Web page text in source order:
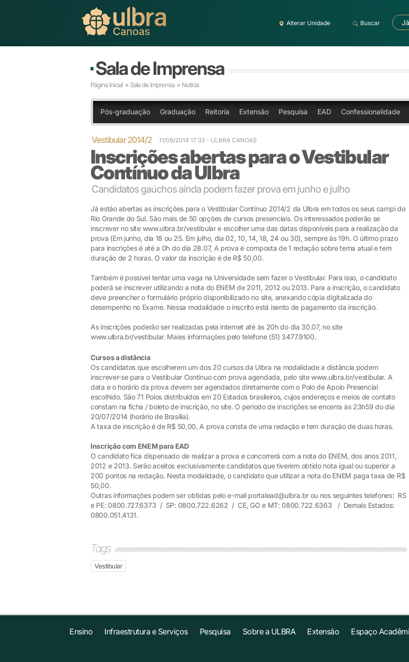
Alterar Unidade Buscar
Sala de Imprensa
Página Inicial » Sala de Imprensa » Notícia
Pós-graduação Graduação Reitoria Extensão Pesquisa EAD Confessionalidade
Vestibular 2014/2 11/06/2014 17:33 - ULBRA CANOAS
Inscrições abertas para o Vestibular
Contínuo da Ulbra
Candidatos gaúchos ainda podem fazer prova em junho e julho
Já estão abertas as inscrições para o Vestibular Contínuo 2014/2 da Ulbra em todos os seus campi do
Rio Grande do Sul. São mais de 50 opções de cursos presenciais. Os interessados poderão se
inscrever no site www.ulbra.br/vestibular e escolher uma das datas disponíveis para a realização da
prova (Em junho, dia 18 ou 25. Em julho, dia 02, 10, 14, 18, 24 ou 30), sempre às 19h. O último prazo
para inscrições é até a 0h do dia 28.07, A prova é composta de 1 redação sobre tema atual e tem
duração de 2 horas. O valor da inscrição é de R$ 50,00.
Também é possível tentar uma vaga na Universidade sem fazer o Vestibular. Para isso, o candidato
poderá se inscrever utilizando a nota do ENEM de 2011, 2012 ou 2013. Para a inscrição, o candidato
deve preencher o formulário próprio disponibilizado no site, anexando cópia digitalizada do
desempenho no Exame. Nessa modalidade o inscrito está isento de pagamento da inscrição.
As inscrições poderão ser realizadas pela internet até às 20h do dia 30.07, no site
www.ulbra.br/vestibular. Maies informações pelo telefone (51) 3477.9100.
Cursos a distância
Os candidatos que escolherem um dos 20 cursos da Ulbra na modalidade a distância podem
inscrever-se para o Vestibular Contínuo com prova agendada, pelo site www.ulbra.br/vestibular. A
data e o horário da prova devem ser agendados diretamente com o Polo de Apoio Presencial
escolhido. São 71 Polos distribuídos em 20 Estados brasileiros, cujos endereços e meios de contato
constam na ficha / boleto de inscrição, no site. O período de inscrições se encerra às 23h59 do dia
20/07/2014 (horário de Brasília).
A taxa de inscrição é de R$ 50,00. A prova consta de uma redação e tem duração de duas horas.
Inscrição com ENEM para EAD
O candidato fica dispensado de realizar a prova e concorrerá com a nota do ENEM, dos anos 2011,
2012 e 2013. Serão aceitos exclusivamente candidatos que tiverem obtido nota igual ou superior a
200 pontos na redação. Nesta modalidade, o candidato que utilizar a nota do ENEM paga taxa de R$
50,00.
Outras informações podem ser obtidas pelo e-mail portalead@ulbra.br ou nos seguintes telefones: RS
e PE: 0800.727.6373 / SP: 0800.722.6262 / CE, GO e MT: 0800.722.6363 / Demais Estados:
0800.051.4131.
Tags
Vestibular
Ensino Infraestrutura e Serviços Pesquisa Sobre a ULBRA Extensão Espaço